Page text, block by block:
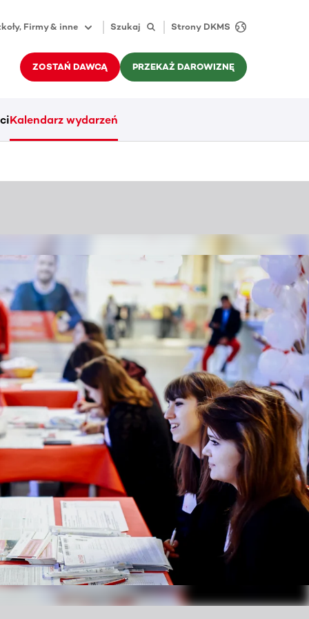
Firmy & inne Szukaj Strony DKMS
ZOSTAŃ DAWCĄ PRZEKAŻ DAROWIZNĘ
Kalendarz wydarzeń